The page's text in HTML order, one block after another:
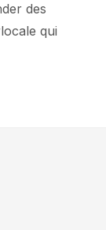
des
qui